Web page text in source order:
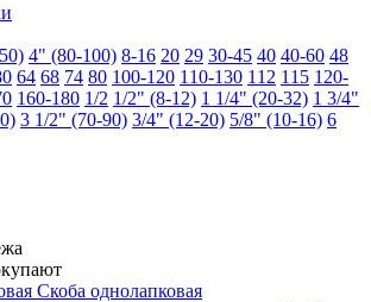
4" (80-100) 8-16 20 29 30-45 40 40-60 48
64 68 74 80 100-120 110-130 112 115 120-
160-180 1/2 1/2" (8-12) 1 1/4" (20-32) 1 3/4"
3 1/2" (70-90) 3/4" (12-20) 5/8" (10-16) 6
Скоба однолапковая